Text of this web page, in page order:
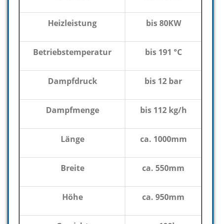
Heizleistung bis 80KW
Betriebstemperatur bis 191 °C
Dampfdruck bis 12 bar
Dampfmenge bis 112 kg/h
Länge ca. 1000mm
Breite ca. 550mm
Höhe ca. 950mm